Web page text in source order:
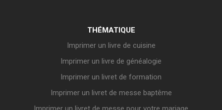
THÉMATIQUE
Imprimer un livre de cuisine
Imprimer un livre de généalogie
Imprimer un livret de formation
Imprimer un livret de messe baptême